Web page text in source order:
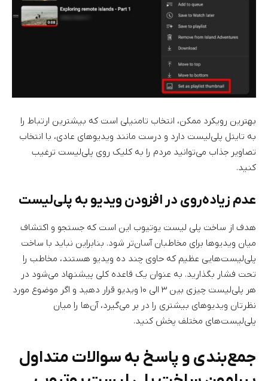
بهترین رویکرد ممکن، انتخاب تامنیلی است که بیشترین ارتباط را
به تایتل پلی‌لیست دارد و درست مانند ویدیوهای عادی، با انتخاب
تصاویر جذاب می‌توانید مردم را به کلیک روی پلی‌لیست ترغیب
کنید.
عدم زیاده‌روی در افزودن ویدیو به پلی‌لیست
هدف از ساخت پلی لیست یوتیوب این است که جستجو و اکتشاف
میان ویدیوها برای مخاطبان آسان‌تر شود. بنابراین نباید با ساخت
پلی‌لیست‌هایی عظیم که حاوی چند ده ویدیو هستند، مخاطب را
تحت فشار بگذارید. به عنوان یک قاعده کلی پیشنهاد می‌شود در
هر پلی‌لیست چیزی بین ۳ الی ۱۰ ویدیو قرار دهید و اگر موضوع مورد
نظرتان ویدیوهای بیشتری را در بر می‌گیرد، آن‌ها را میان
پلی‌لیست‌های مختلف پخش کنید.
جمع‌بندی و پاسخ به سوالات متداول